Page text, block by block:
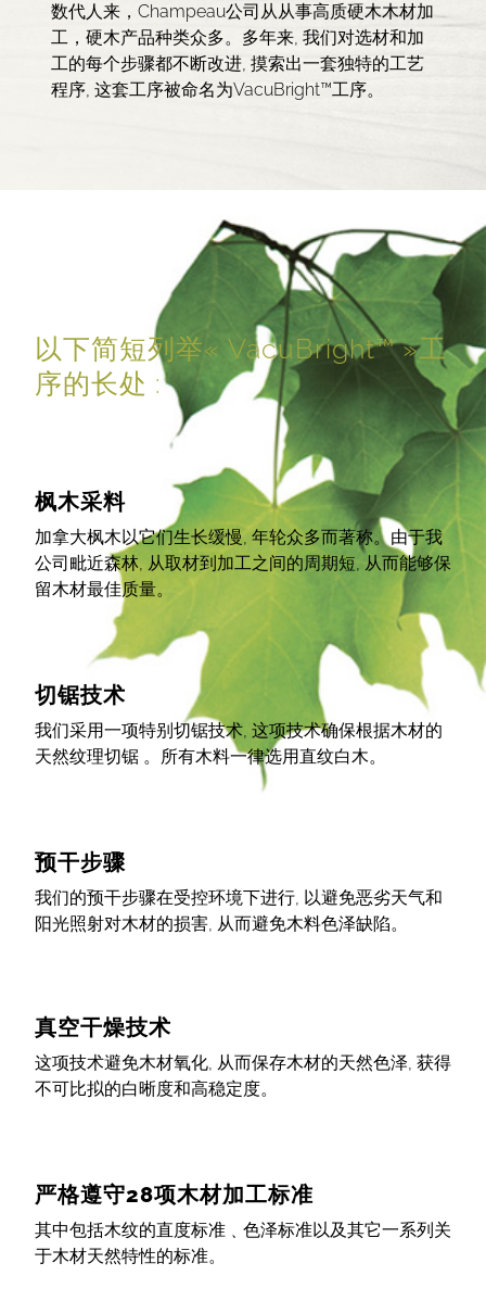
数代人来，Champeau公司从从事高质硬木木材加
工，硬木产品种类众多。多年来, 我们对选材和加
工的每个步骤都不断改进, 摸索出一套独特的工艺
程序, 这套工序被命名为VacuBright™工序。
以下简短列举« VacuBright™ »工
序的长处 :
枫木采料
加拿大枫木以它们生长缓慢, 年轮众多而著称。由于我
公司毗近森林, 从取材到加工之间的周期短, 从而能够保
留木材最佳质量。
切锯技术
我们采用一项特别切锯技术, 这项技术确保根据木材的
天然纹理切锯 。所有木料一律选用直纹白木。
预干步骤
我们的预干步骤在受控环境下进行, 以避免恶劣天气和
阳光照射对木材的损害, 从而避免木料色泽缺陷。
真空干燥技术
这项技术避免木材氧化, 从而保存木材的天然色泽, 获得
不可比拟的白晰度和高稳定度。
严格遵守28项木材加工标准
其中包括木纹的直度标准﹑色泽标准以及其它一系列关
于木材天然特性的标准。